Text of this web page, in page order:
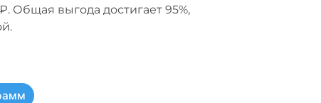
Общая выгода достигает 95%,